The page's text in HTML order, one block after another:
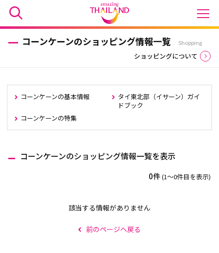
コーンケーンのショッピング情報一覧 Shopping
ショッピングについて
コーンケーンの基本情報
タイ東北部（イサーン）ガイ
ドブック
コーンケーンの特集
コーンケーンのショッピング情報一覧を表示
0件(1〜0件目を表示)
該当する情報がありません
前のページへ戻る